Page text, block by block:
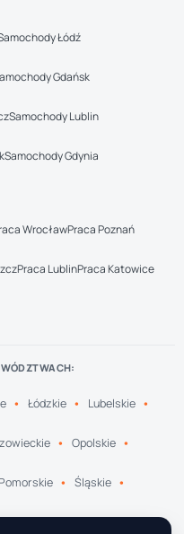
Łódź
Gdańsk
Samochody Lublin
Samochody Gdynia
WrocławPraca Poznań
Praca LublinPraca Katowice
Łódzkie Lubelskie
Opolskie
Pomorskie Śląskie
Wielkopolskie